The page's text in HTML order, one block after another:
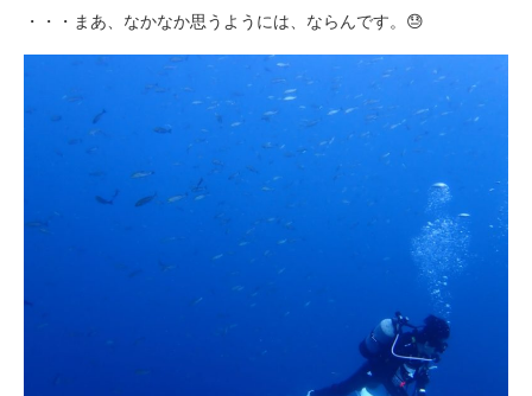
・・・まあ、なかなか思うようには、ならんです。😓